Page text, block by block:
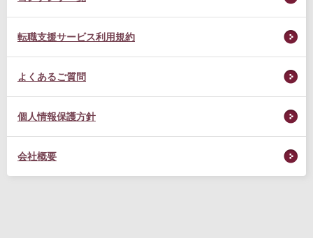
転職支援サービス利用規約
よくあるご質問
個人情報保護方針
会社概要